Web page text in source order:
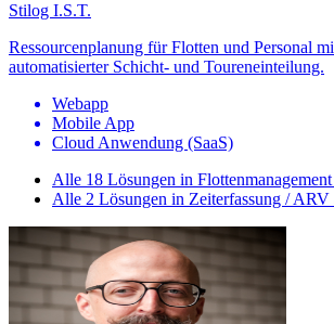
Stilog I.S.T.
Ressourcenplanung für Flotten und Personal
automatisierter Schicht- und Toureneinteilung.
Webapp
Mobile App
Cloud Anwendung (SaaS)
Alle 18 Lösungen in Flottenmanagement
Alle 2 Lösungen in Zeiterfassung / ARV